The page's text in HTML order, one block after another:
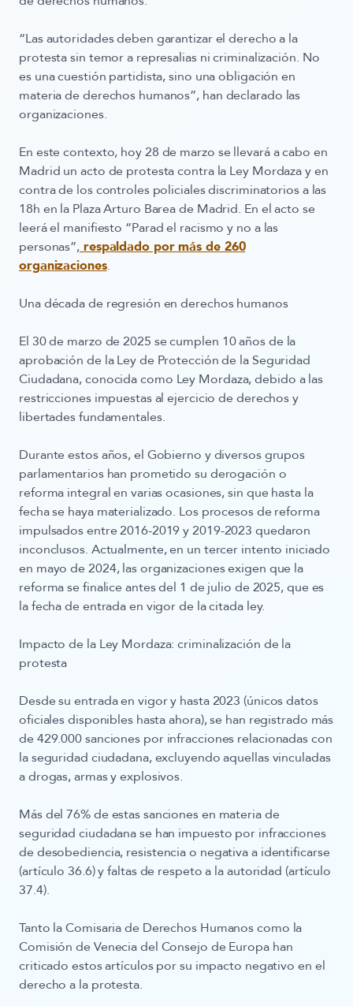
“Las autoridades deben garantizar el derecho a la
protesta sin temor a represalias ni criminalización. No
es una cuestión partidista, sino una obligación en
materia de derechos humanos”, han declarado las
organizaciones.
En este contexto, hoy28 de marzo se llevará a cabo en
Madrid un acto de protesta contra la Ley Mordaza y en
contra de los controles policiales discriminatorios a las
18h en la Plaza Arturo Barea de Madrid. En el acto se
leerá el manifiesto “Parad el racismo y no a las
personas”, respaldado por más de 260
organizaciones.
Una década de regresión en derechos humanos
El 30 de marzo de 2025 se cumplen 10 años de la
aprobación de la Ley de Protección de la Seguridad
Ciudadana, conocida como Ley Mordaza, debido a las
restricciones impuestas al ejercicio de derechos y
libertades fundamentales.
Durante estos años, el Gobierno y diversos grupos
parlamentarios han prometido su derogación o
reforma integral en varias ocasiones, sin que hasta la
fecha se haya materializado. Los procesos de reforma
impulsados entre 2016-2019 y 2019-2023 quedaron
inconclusos. Actualmente, en un tercer intento iniciado
en mayo de 2024, las organizaciones exigen que la
reforma se finalice antes del 1 de julio de 2025, que es
la fecha de entrada en vigor de la citada ley.
Impacto de la Ley Mordaza: criminalización de la
protesta
Desde su entrada en vigor y hasta 2023 (únicos datos
oficiales disponibles hasta ahora), se han registrado más
de 429.000 sanciones por infracciones relacionadas con
la seguridad ciudadana, excluyendo aquellas vinculadas
a drogas, armas y explosivos.
Más del 76% de estas sanciones en materia de
seguridad ciudadana se han impuesto por infracciones
de desobediencia, resistencia o negativa a identificarse
(artículo 36.6)yfaltas de respeto a la autoridad (artículo
37.4).
Tanto la Comisaria de Derechos Humanos como la
Comisión de Venecia del Consejo de Europa han
criticado estos artículos por su impacto negativo en el
derecho a la protesta.